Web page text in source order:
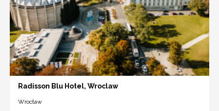
Radisson Blu Hotel, Wroclaw
Wrocław